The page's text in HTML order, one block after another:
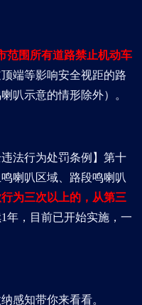
范围所有道路禁止机动车
端等影响安全视距的路
叭示意的情形除外）。
法行为处罚条例】第十
喇叭区域、路段鸣喇叭
为三次以上的，从第三
年，目前已开始实施，一
感知带你来看看。